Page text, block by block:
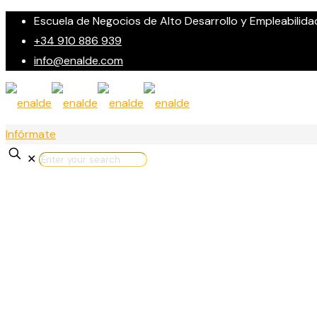
Escuela de Negocios de Alto Desarrollo y
+34 910 886 939
info@enalde.com
Infórmate
✕